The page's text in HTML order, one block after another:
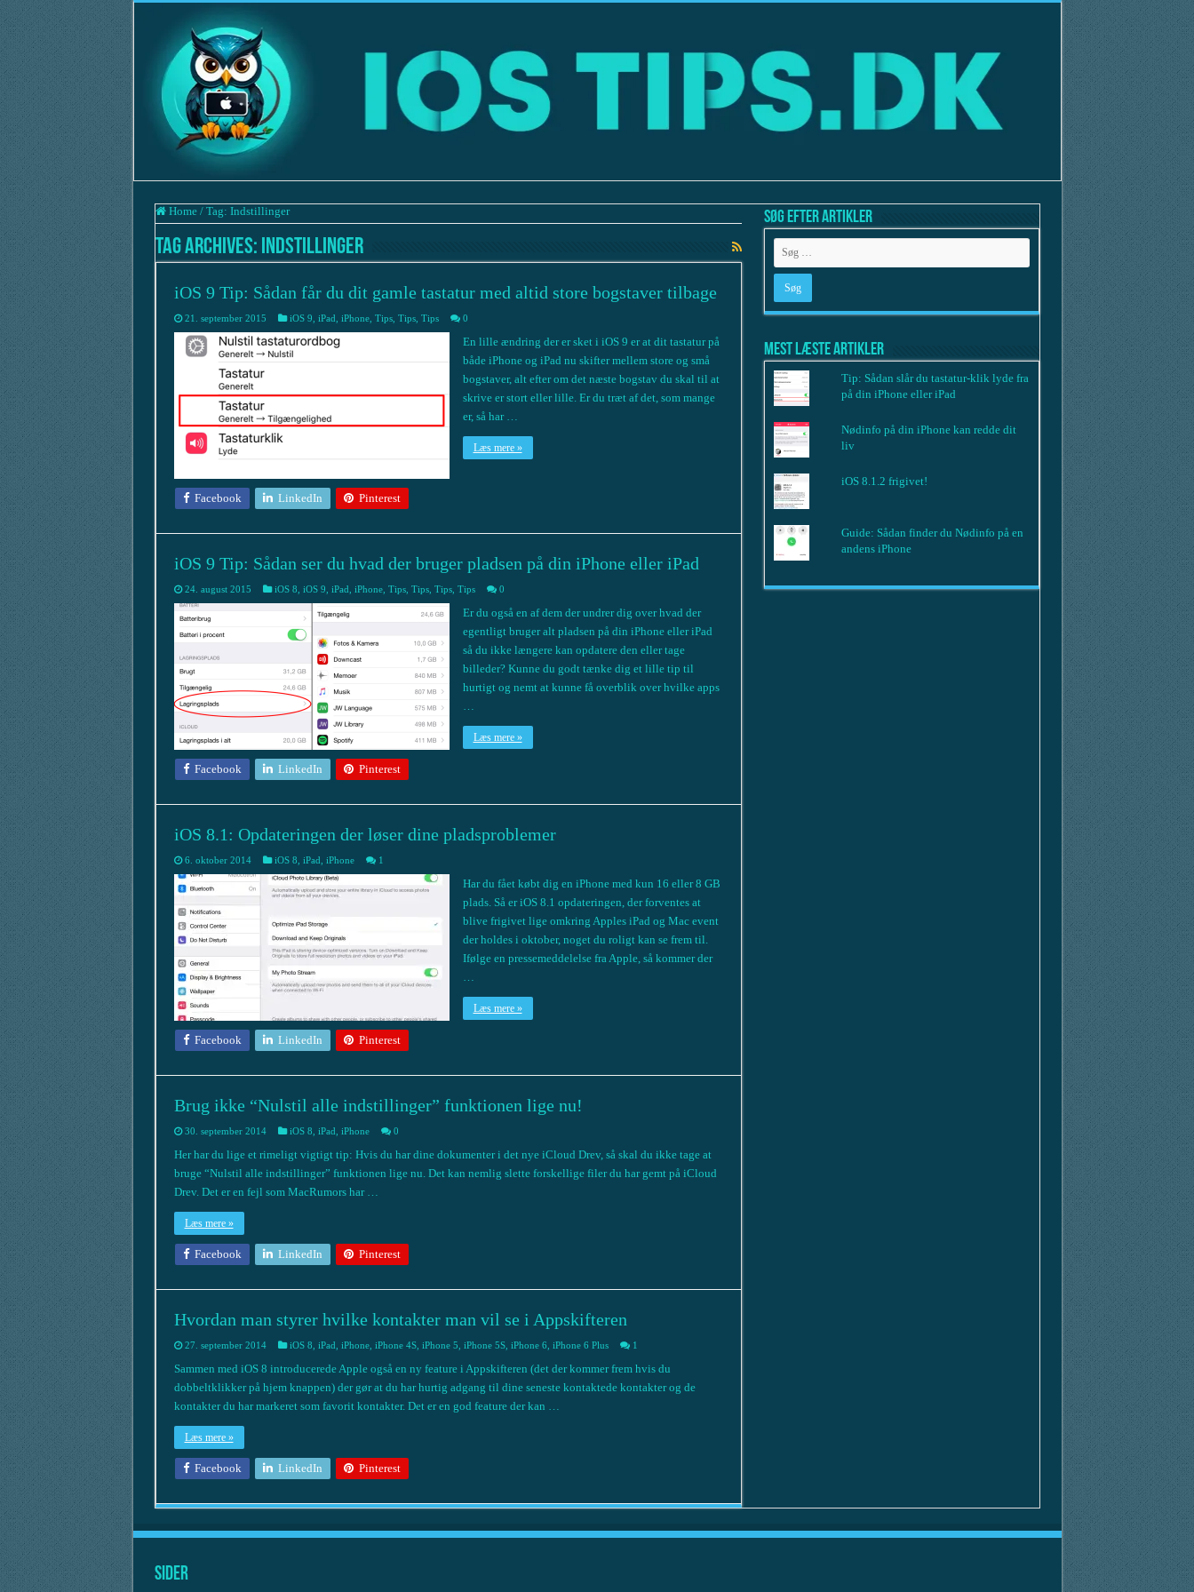
Home / Tag: Indstillinger
Tag Archives: Indstillinger
iOS 9 Tip: Sådan får du dit gamle tastatur med altid store bogstaver tilbage
21. september 2015 iOS 9 iPad iPhone, Tips, Tips, Tips 0
En lille ændring der er sket i iOS 9 er at dit tastatur på
både iPhone og iPad nu skifter mellem store og små
bogstaver, alt efter om det næste bogstav du skal til at
skrive er stort eller lille. Er du træt af det, som mange
er, så har …
Læs mere »
Facebook LinkedIn Pinterest
iOS 9 Tip: Sådan ser du hvad der bruger pladsen på din iPhone eller iPad
24. august 2015 iOS 8 iOS 9 iPad iPhone, Tips, Tips, Tips, Tips 0
Er du også en af dem der undrer dig over hvad der
egentligt bruger alt pladsen på din iPhone eller iPad
så du ikke længere kan opdatere den eller tage
billeder? Kunne du godt tænke dig et lille tip til
hurtigt og nemt at kunne få overblik over hvilke apps
Læs mere »
Facebook LinkedIn Pinterest
iOS 8.1: Opdateringen der løser dine pladsproblemer
6. oktober 2014 iOS 8 iPad iPhone 1
Har du fået købt dig en iPhone med kun 16 eller 8 GB
plads. Så er iOS 8.1 opdateringen, der forventes at
blive frigivet lige omkring Apples iPad og Mac event
der holdes i oktober, noget du roligt kan se frem til.
Ifølge en pressemeddelelse fra Apple, så kommer der
Læs mere »
Facebook LinkedIn Pinterest
Brug ikke “Nulstil alle indstillinger” funktionen lige nu!
30. september 2014 iOS 8 iPad iPhone 0
Her har du lige et rimeligt vigtigt tip: Hvis du har dine dokumenter i det nye iCloud Drev, så skal du ikke tage at
bruge “Nulstil alle indstillinger” funktionen lige nu. Det kan nemlig slette forskellige filer du har gemt på iCloud
Drev. Det er en fejl som MacRumors har …
Læs mere »
Facebook LinkedIn Pinterest
Hvordan man styrer hvilke kontakter man vil se i Appskifteren
27. september 2014 iOS 8 iPad iPhone, iPhone 4S, iPhone 5 iPhone 5S, iPhone 6 iPhone 6 Plus 1
Sammen med iOS 8 introducerede Apple også en ny feature i Appskifteren (det der kommer frem hvis du
dobbeltklikker på hjem knappen) der gør at du har hurtig adgang til dine seneste kontaktede kontakter og de
kontakter du har markeret som favorit kontakter. Det er en god feature der kan …
Læs mere »
Facebook LinkedIn Pinterest
Søg efter artikler
Mest læste artikler
Tip: Sådan slår du tastatur-klik lyde fra
på din iPhone eller iPad
Nødinfo på din iPhone kan redde dit
liv
iOS 8.1.2 frigivet!
Guide: Sådan finder du Nødinfo på en
andens iPhone
Sider